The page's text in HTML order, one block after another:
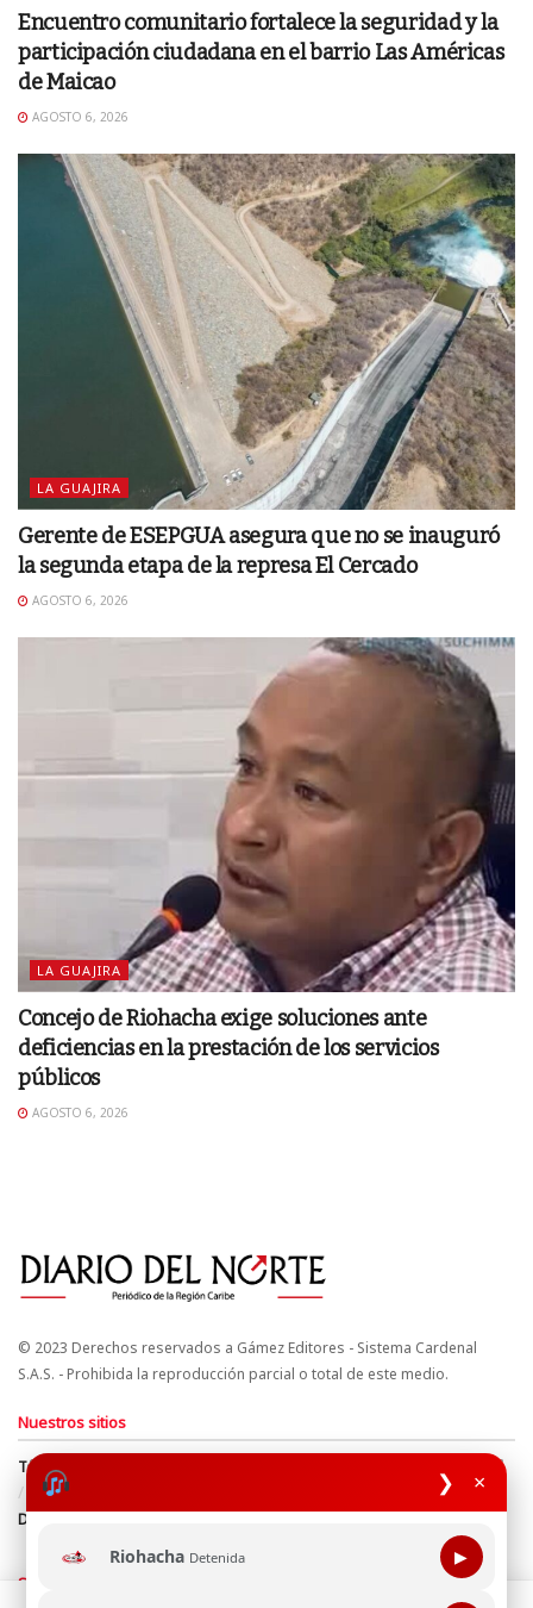
❯ ×
Riohacha Detenida ▶
Encuentro comunitario fortalece la seguridad y la
participación ciudadana en el barrio Las Américas
de Maicao
AGOSTO 6, 2026
LA GUAJIRA
Gerente de ESEPGUA asegura que no se inauguró
la segunda etapa de la represa El Cercado
AGOSTO 6, 2026
LA GUAJIRA
Concejo de Riohacha exige soluciones ante
deficiencias en la prestación de los servicios
públicos
AGOSTO 6, 2026
© 2023 Derechos reservados a Gámez Editores - Sistema Cardenal
S.A.S. - Prohibida la reproducción parcial o total de este medio.
Nuestros sitios
Términos y Condiciones
Derechos de Autor y Propiedad Intelectual
Política de uso de cookies
Política de Tratamiento de Datos
Directrices Editoriales
Síguenos